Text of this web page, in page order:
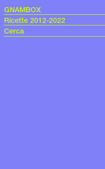
GNAMBOX
Ricette 2012-2022